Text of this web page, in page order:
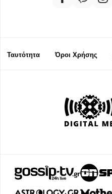
Ταυτότητα Όροι Χρήσης